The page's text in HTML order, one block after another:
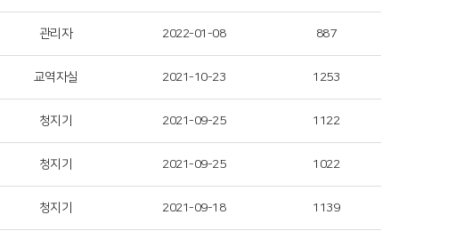
관리자 2022-01-08 887
교역자실 2021-10-23 1253
청지기 2021-09-25 1122
청지기 2021-09-25 1022
청지기 2021-09-18 1139